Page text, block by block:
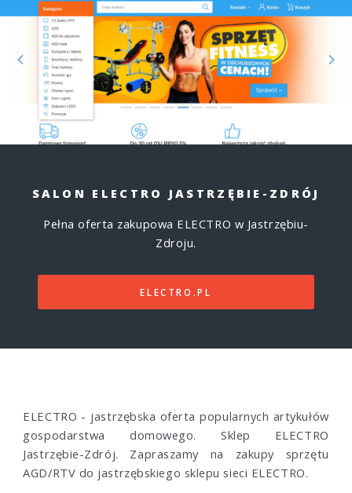
SALON ELECTRO JASTRZĘBIE-ZDRÓJ
Pełna oferta zakupowa ELECTRO w Jastrzębiu-
Zdroju.
ELECTRO.PL
ELECTRO - jastrzębska oferta popularnych artykułów
gospodarstwa domowego. Sklep ELECTRO
Jastrzębie-Zdrój. Zapraszamy na zakupy sprzętu
AGD/RTV do jastrzębskiego sklepu sieci ELECTRO.